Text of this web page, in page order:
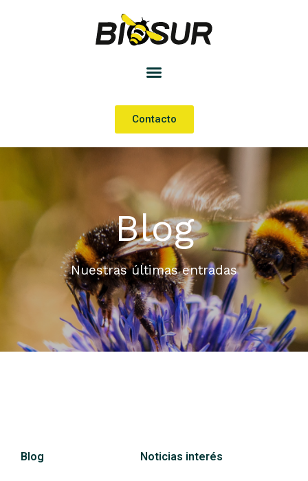
Contacto
Blog
Nuestras últimas entradas
Blog Noticias interés